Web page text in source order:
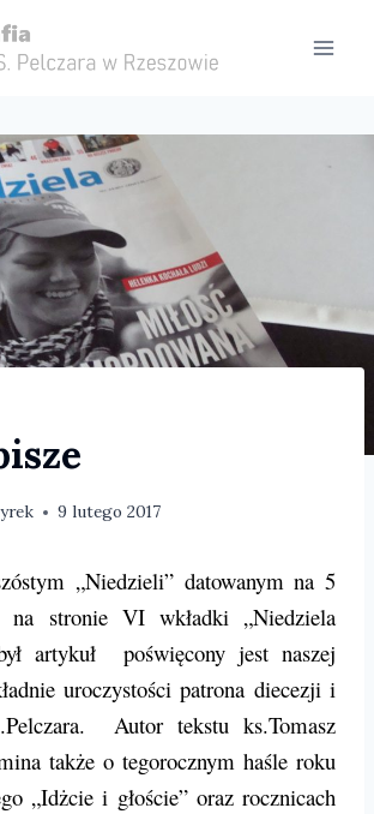
9 lutego 2017
„Niedzieli” datowanym na 5
na stronie VI wkładki „Niedziela
artykuł poświęcony jest naszej
uroczystości patrona diecezji i
Autor tekstu ks.Tomasz
także o tegorocznym haśle roku
„Idżcie i głoście” oraz rocznicach